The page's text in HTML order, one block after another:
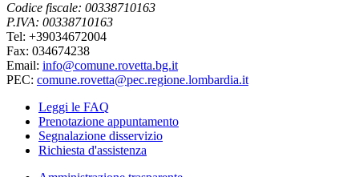
Codice fiscale: 00338710163
P.IVA: 00338710163
Tel: +39034672004
Fax: 034674238
Email: info@comune.rovetta.bg.it
PEC: comune.rovetta@pec.regione.lombardia.it
Leggi le FAQ
Prenotazione appuntamento
Segnalazione disservizio
Richiesta d'assistenza